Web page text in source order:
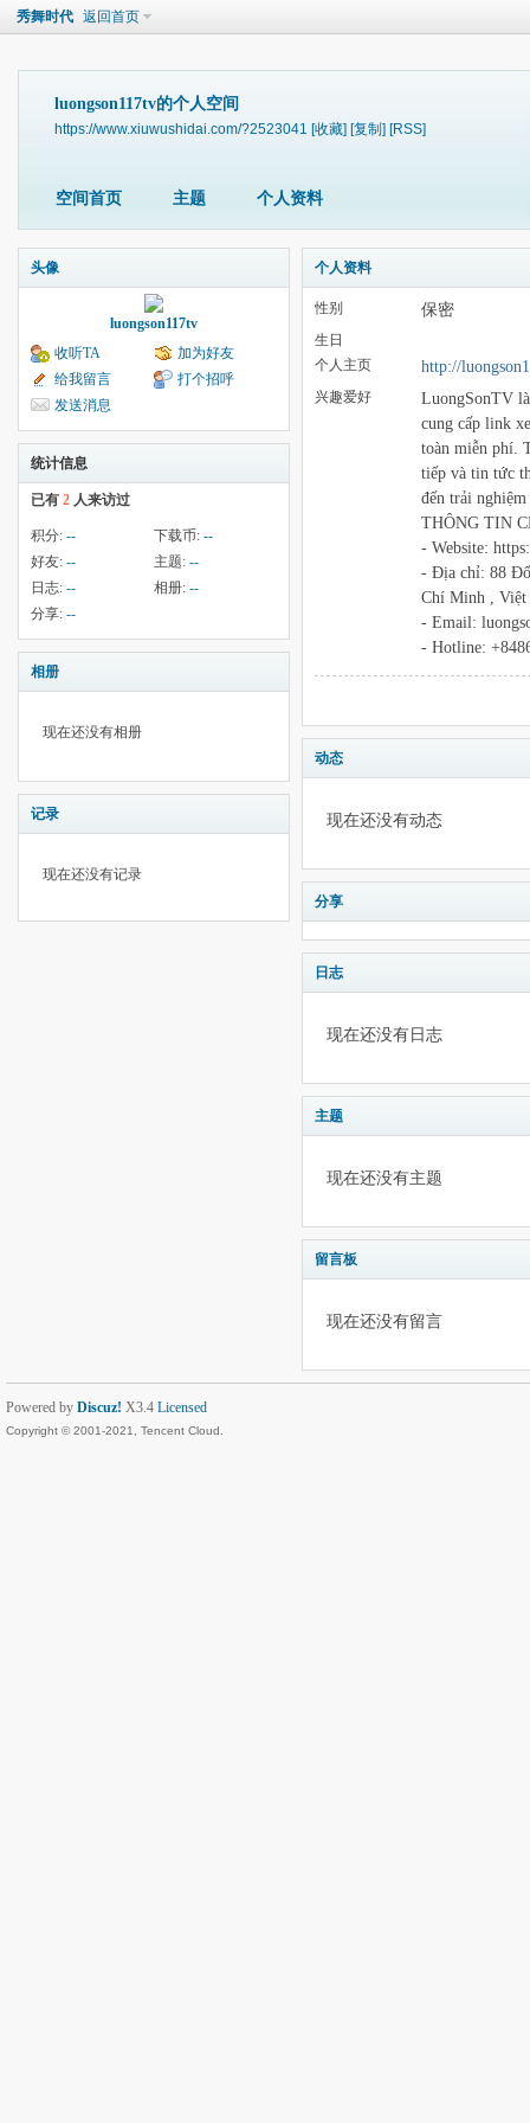
秀舞时代 返回首页
luongson117tv的个人空间
https://www.xiuwushidai.com/?2523041 [收藏] [复制] [RSS]
空间首页 主题 个人资料
头像
luongson117tv
收听TA
加为好友
给我留言
打个招呼
发送消息
统计信息
已有 2 人来访过
积分: -- 下载币: --
好友: -- 主题: --
日志: -- 相册: --
分享: --
相册
现在还没有相册
记录
现在还没有记录
个人资料
性别 保密
生日
个人主页
http://
兴趣爱好
LuongSonTV
cung cấp link
toàn miễn phí.
tiếp và tin tức
đến trải
THÔNG TIN
- Website:
- Địa chỉ: 88
Chí Minh , Việt
- Email:
- Hotline:
动态
现在还没有动态
分享
日志
现在还没有日志
主题
现在还没有主题
留言板
现在还没有留言
Powered by Discuz! X3.4 Licensed
Copyright © 2001-2021, Tencent Cloud.